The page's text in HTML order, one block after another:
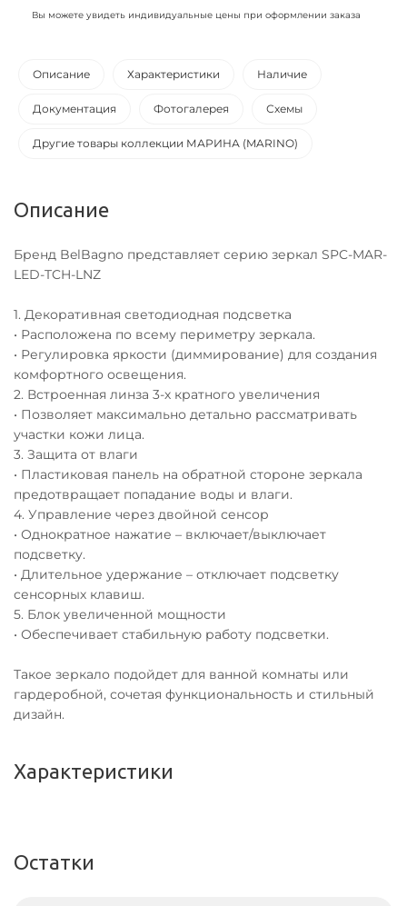
Вы можете увидеть индивидуальные цены при оформлении заказа
Описание Характеристики Наличие
Документация Фотогалерея Схемы
Другие товары коллекции МАРИНА (MARINO)
Описание
Бренд BelBagno представляет серию зеркал SPC-MAR-
LED-TCH-LNZ
1. Декоративная светодиодная подсветка
• Расположена по всему периметру зеркала.
• Регулировка яркости (диммирование) для создания
комфортного освещения.
2. Встроенная линза 3-х кратного увеличения
• Позволяет максимально детально рассматривать
участки кожи лица.
3. Защита от влаги
• Пластиковая панель на обратной стороне зеркала
предотвращает попадание воды и влаги.
4. Управление через двойной сенсор
• Однократное нажатие – включает/выключает
подсветку.
• Длительное удержание – отключает подсветку
сенсорных клавиш.
5. Блок увеличенной мощности
• Обеспечивает стабильную работу подсветки.
Такое зеркало подойдет для ванной комнаты или
гардеробной, сочетая функциональность и стильный
дизайн.
Характеристики
Остатки